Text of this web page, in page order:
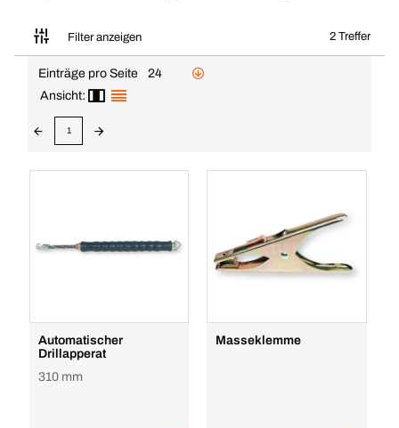
Filter anzeigen 2 Treffer
Einträge pro Seite
24
Ansicht:
1
Automatischer
Drillapperat
310 mm
Masseklemme